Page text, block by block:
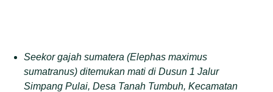
Seekor gajah sumatera (Elephas maximus
sumatranus) ditemukan mati di Dusun 1 Jalur
Simpang Pulai, Desa Tanah Tumbuh, Kecamatan